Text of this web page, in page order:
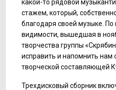
какой-то рядовой
стажем, который,
благодаря своей музыке. По
видимости, вышедшая в
творчества группы
исправить и напомнить
творческой составляющей
Трехдисковый сборник